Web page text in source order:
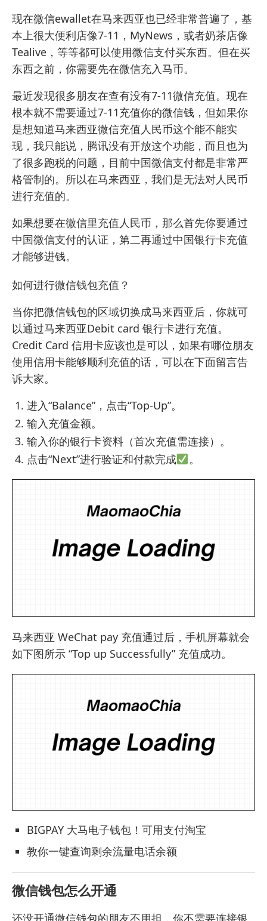
现在微信ewallet在马来西亚也已经非常普遍了，基
本上很大便利店像7-11，MyNews，或者奶茶店像
Tealive，等等都可以使用微信支付买东西。但在买
东西之前，你需要先在微信充入马币。
最近发现很多朋友在查有没有7-11微信充值。现在
根本就不需要通过7-11充值你的微信钱，但如果你
是想知道马来西亚微信充值人民币这个能不能实
现，我只能说，腾讯没有开放这个功能，而且也为
了很多跑税的问题，目前中国微信支付都是非常严
格管制的。所以在马来西亚，我们是无法对人民币
进行充值的。
如果想要在微信里充值人民币，那么首先你要通过
中国微信支付的认证，第二再通过中国银行卡充值
才能够进钱。
如何进行微信钱包充值？
当你把微信钱包的区域切换成马来西亚后，你就可
以通过马来西亚Debit card 银行卡进行充值。
Credit Card 信用卡应该也是可以，如果有哪位朋友
使用信用卡能够顺利充值的话，可以在下面留言告
诉大家。
进入“Balance”，点击“Top-Up”。
输入充值金额。
输入你的银行卡资料（首次充值需连接）。
点击“Next”进行验证和付款完成
。
马来西亚 WeChat pay 充值通过后，手机屏幕就会
如下图所示 “Top up Successfully” 充值成功。
BIGPAY 大马电子钱包！可用支付淘宝
教你一键查询剩余流量电话余额
微信钱包怎么开通
还没开通微信钱包的朋友不用担，你不需要连接银